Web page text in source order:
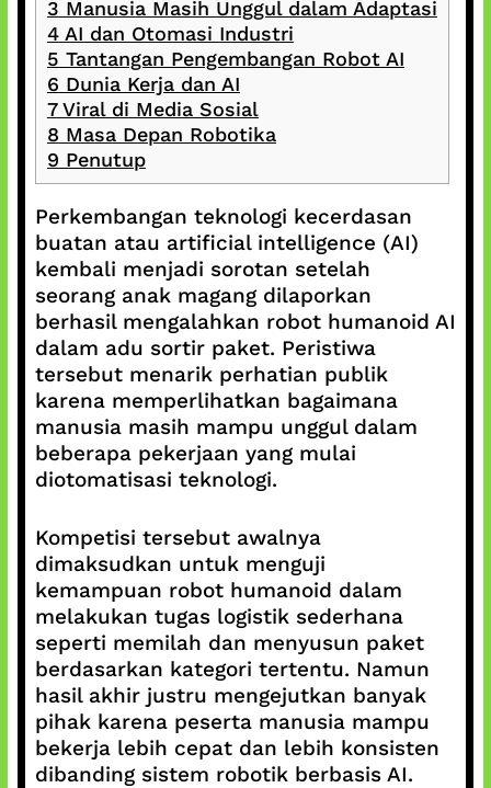
3 Manusia Masih Unggul dalam Adaptasi
4AI dan Otomasi Industri
5 Tantangan Pengembangan Robot AI
6 Dunia Kerja dan AI
7Viral di Media Sosial
8 Masa Depan Robotika
9 Penutup
Perkembangan teknologi kecerdasan
buatan atau artificial intelligence (AI)
kembali menjadi sorotan setelah
seorang anak magang dilaporkan
berhasil mengalahkan robot humanoid AI
dalam adu sortir paket. Peristiwa
tersebut menarik perhatian publik
karena memperlihatkan bagaimana
manusia masih mampu unggul dalam
beberapa pekerjaan yang mulai
diotomatisasi teknologi.
Kompetisi tersebut awalnya
dimaksudkan untuk menguji
kemampuan robot humanoid dalam
melakukan tugas logistik sederhana
seperti memilah dan menyusun paket
berdasarkan kategori tertentu. Namun
hasil akhir justru mengejutkan banyak
pihak karena peserta manusia mampu
bekerja lebih cepat dan lebih konsisten
dibanding sistem robotik berbasis AI.